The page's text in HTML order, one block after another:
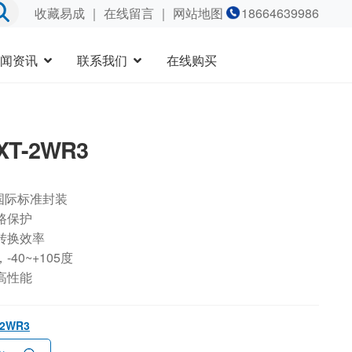
收藏易成｜ 在线留言｜ 网站地图 18664639986
资讯 联系我们 在线购买
2WR3
标准封装
保护
换效率
-40~+105度
性能